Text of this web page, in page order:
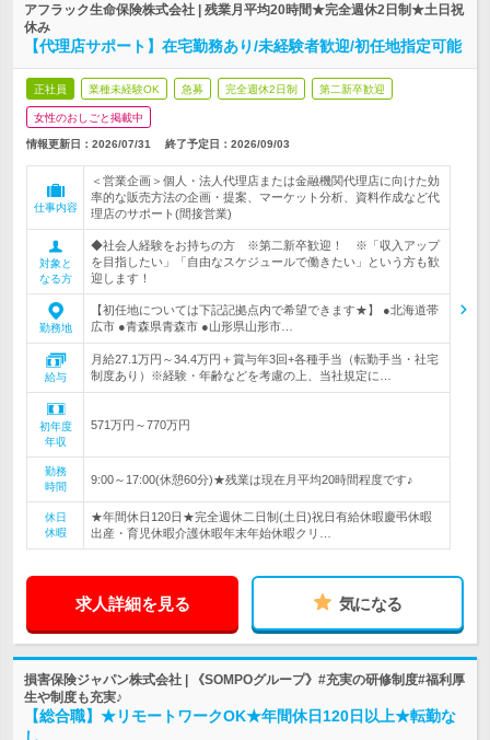
アフラック生命保険株式会社 | 残業月平均20時間★完全週休2日制★土日祝
休み
【代理店サポート】在宅勤務あり/未経験者歓迎/初任地指定可能
正社員 業種未経験OK 急募 完全週休2日制 第二新卒歓迎
女性のおしごと掲載中
情報更新日：2026/07/31 終了予定日： 2026/09/03
仕事内容
＜営業企画＞個人・法人代理店または金融機関代理店に向けた効
率的な販売方法の企画・提案、マーケット分析、資料作成など代
理店のサポート(間接営業)
対象と
なる方
◆社会人経験をお持ちの方 ※第二新卒歓迎！ ※「収入アップ
を目指したい」「自由なスケジュールで働きたい」という方も歓
迎します！
勤務地
【初任地については下記記拠点内で希望できます★】 ●北海道帯
広市 ●青森県青森市 ●山形県山形市…
給与
月給27.1万円～34.4万円＋賞与年3回+各種手当（転勤手当・社宅
制度あり）※経験・年齢などを考慮の上、当社規定に…
初年度
年収
571万円～770万円
勤務
時間
9:00～17:00(休憩60分)★残業は現在月平均20時間程度です♪
休日
休暇
★年間休日120日★完全週休二日制(土日)祝日有給休暇慶弔休暇
出産・育児休暇介護休暇年末年始休暇クリ…
求人詳細を見る 気になる
損害保険ジャパン株式会社 | 《SOMPOグループ》#充実の研修制度#福利厚
生や制度も充実♪
【総合職】★リモートワークOK★年間休日120日以上★転勤な